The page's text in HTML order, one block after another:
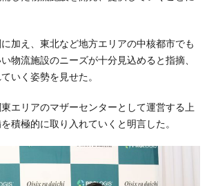
加え、東北など地方エリアの中核都市でも
物流施設のニーズが十分見込めると指摘、
いく姿勢を見せた。
エリアのマザーセンターとして運営する上
積極的に取り入れていくと明言した。